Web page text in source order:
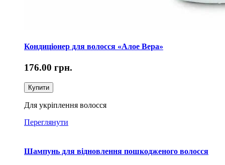
Кондиціонер для волосся «Алое Вера»
176.00 грн.
Купити
Для укріплення волосся
Переглянути
Шампунь для відновлення пошкодженого волосся